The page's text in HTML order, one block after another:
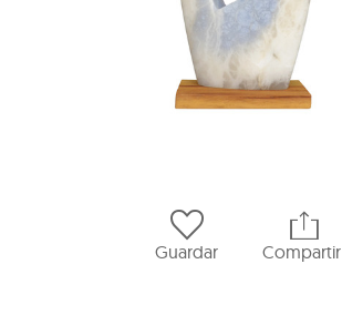
Guardar Compartir